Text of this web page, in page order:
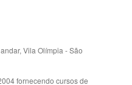
Vila Olímpia - São